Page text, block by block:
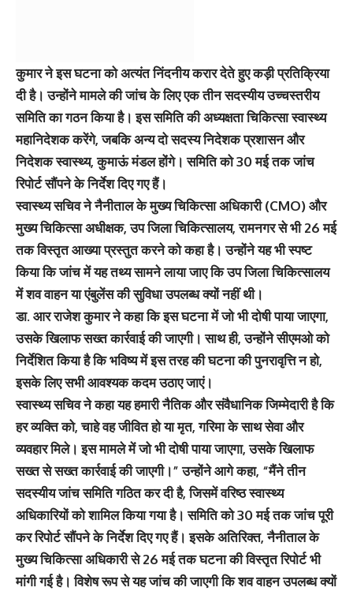
कुमार ने इस घटना को अत्यंत निंदनीय करार देते हुए कड़ी प्रतिक्रिया
दी है। उन्होंने मामले की जांच के लिए एक तीन सदस्यीय उच्चस्तरीय
समिति का गठन किया है। इस समिति की अध्यक्षता चिकित्सा स्वास्थ्य
महानिदेशक करेंगे, जबकि अन्य दो सदस्य निदेशक प्रशासन और
निदेशक स्वास्थ्य, कुमाऊं मंडल होंगे। समिति को 30 मई तक जांच
रिपोर्ट सौंपने के निर्देश दिए गए हैं।
स्वास्थ्य सचिव ने नैनीताल के मुख्य चिकित्सा अधिकारी (CMO) और
मुख्य चिकित्सा अधीक्षक, उप जिला चिकित्सालय, रामनगर से भी 26 मई
तक विस्तृत आख्या प्रस्तुत करने को कहा है। उन्होंने यह भी स्पष्ट
किया कि जांच में यह तथ्य सामने लाया जाए कि उप जिला चिकित्सालय
में शव वाहन या एंबुलेंस की सुविधा उपलब्ध क्यों नहीं थी।
डा. आर राजेश कुमार ने कहा कि इस घटना में जो भी दोषी पाया जाएगा,
उसके खिलाफ सख्त कार्रवाई की जाएगी। साथ ही, उन्होंने सीएमओ को
निर्देशित किया है कि भविष्य में इस तरह की घटना की पुनरावृत्ति न हो,
इसके लिए सभी आवश्यक कदम उठाए जाएं।
स्वास्थ्य सचिव ने कहा यह हमारी नैतिक और संवैधानिक जिम्मेदारी है कि
हर व्यक्ति को, चाहे वह जीवित हो या मृत, गरिमा के साथ सेवा और
व्यवहार मिले। इस मामले में जो भी दोषी पाया जाएगा, उसके खिलाफ
सख्त से सख्त कार्रवाई की जाएगी।” उन्होंने आगे कहा, “मैंने तीन
सदस्यीय जांच समिति गठित कर दी है, जिसमें वरिष्ठ स्वास्थ्य
अधिकारियों को शामिल किया गया है। समिति को 30 मई तक जांच पूरी
कर रिपोर्ट सौंपने के निर्देश दिए गए हैं। इसके अतिरिक्त, नैनीताल के
मुख्य चिकित्सा अधिकारी से 26 मई तक घटना की विस्तृत रिपोर्ट भी
मांगी गई है। विशेष रूप से यह जांच की जाएगी कि शव वाहन उपलब्ध क्यों